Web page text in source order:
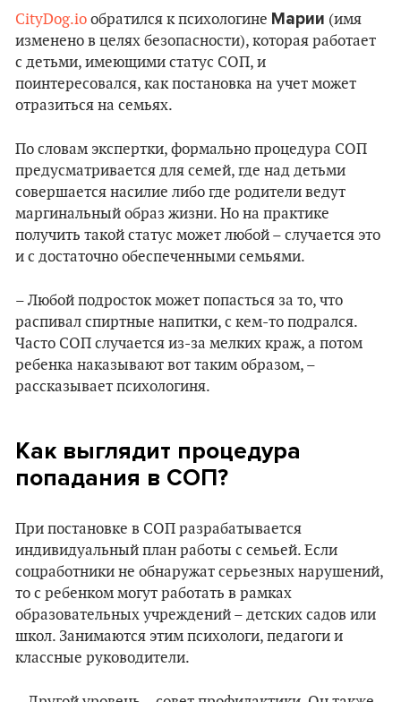
CityDog.io обратился к психологине Марии (имя
изменено в целях безопасности), которая работает
с детьми, имеющими статус СОП, и
поинтересовался, как постановка на учет может
отразиться на семьях.
По словам экспертки, формально процедура СОП
предусматривается для семей, где над детьми
совершается насилие либо где родители ведут
маргинальный образ жизни. Но на практике
получить такой статус может любой – случается это
и с достаточно обеспеченными семьями.
– Любой подросток может попасться за то, что
распивал спиртные напитки, с кем-то подрался.
Часто СОП случается из-за мелких краж, а потом
ребенка наказывают вот таким образом, –
рассказывает психологиня.
Как выглядит процедура
попадания в СОП?
При постановке в СОП разрабатывается
индивидуальный план работы с семьей. Если
соцработники не обнаружат серьезных нарушений,
то с ребенком могут работать в рамках
образовательных учреждений – детских садов или
школ. Занимаются этим психологи, педагоги и
классные руководители.